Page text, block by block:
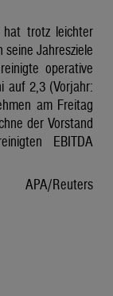
hat trotz leichter
Jahresziele
operative
auf 2,3 (Vorjahr:
am Freitag
der Vorstand
EBITDA
APA/Reuters